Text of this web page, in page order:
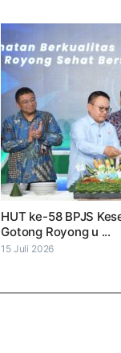
HUT ke-58 BPJS
Gotong Royong u ...
15 Juli 2026